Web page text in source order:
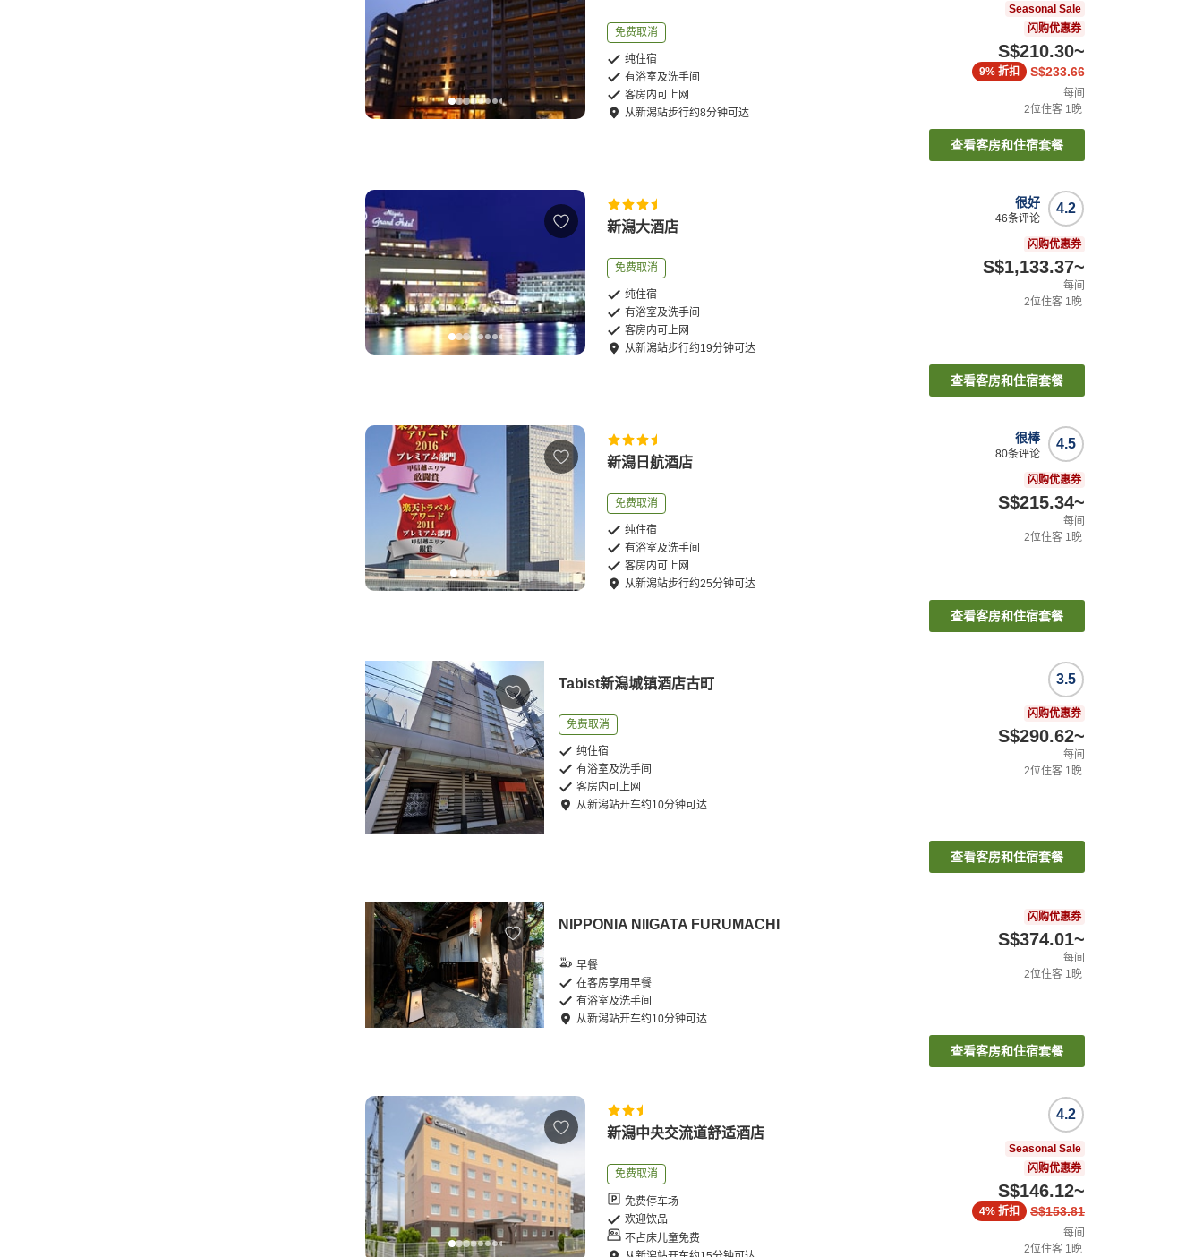
免费取消
纯住宿
有浴室及洗手间
客房内可上网
从新潟站步行约8分钟可达
Seasonal Sale
闪购优惠券
S$210.30~
S$233.66
9% 折扣
每间
2位住客 1 晚
查看客房和住宿套餐
新潟大酒店
免费取消
纯住宿
有浴室及洗手间
客房内可上网
从新潟站步行约19分钟可达
4.2
很好
46条评论
闪购优惠券
S$1,133.37~
每间
2位住客 1 晚
查看客房和住宿套餐
新潟日航酒店
免费取消
纯住宿
有浴室及洗手间
客房内可上网
从新潟站步行约25分钟可达
4.5
很棒
80条评论
闪购优惠券
S$215.34~
每间
2位住客 1晚
查看客房和住宿套餐
Tabist新潟城镇酒店古町
免费取消
纯住宿
有浴室及洗手间
客房内可上网
从新潟站开车约10分钟可达
3.5
闪购优惠券
S$290.62~
每间
2位住客 1晚
查看客房和住宿套餐
NIPPONIA NIIGATA FURUMACHI
早餐
在客房享用早餐
有浴室及洗手间
从新潟站开车约10分钟可达
闪购优惠券
S$374.01~
每间
2位住客 1晚
查看客房和住宿套餐
新潟中央交流道舒适酒店
免费取消
免费停车场
欢迎饮品
不占床儿童免费
4.2
Seasonal Sale
闪购优惠券
S$146.12~
S$153.81
4% 折扣
每间
2位住客 1晚